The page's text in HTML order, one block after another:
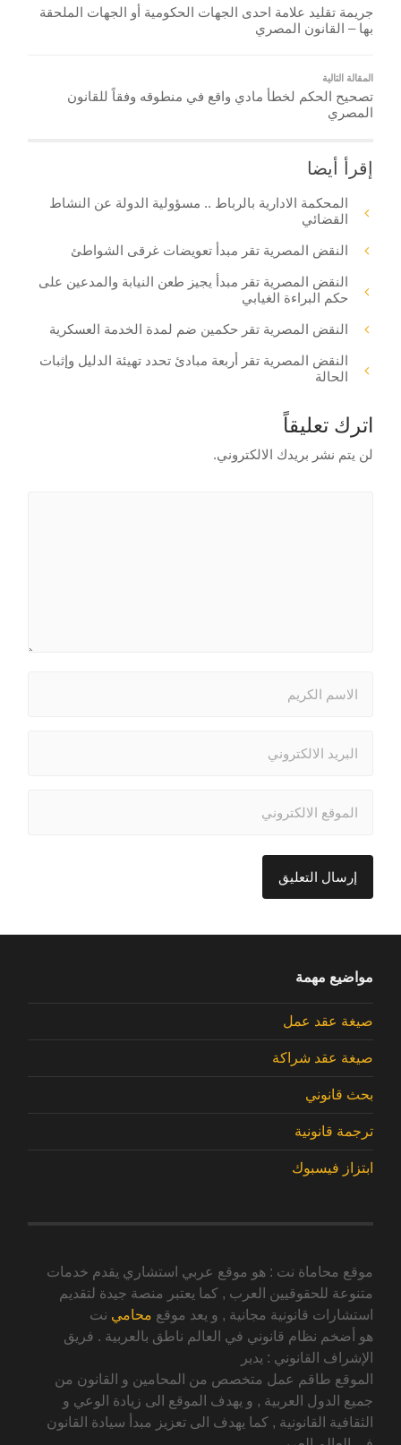
جريمة تقليد علامة احدى الجهات الحكومية أو الجهات الملحقة
بها – القانون المصري
المقالة التالية
تصحيح الحكم لخطأ مادي واقع في منطوقه وفقاً للقانون
المصري
إقرأ أيضا
المحكمة الادارية بالرباط .. مسؤولية الدولة عن النشاط
القضائي
النقض المصرية تقر مبدأ تعويضات غرقى الشواطئ
النقض المصرية تقر مبدأ يجيز طعن النيابة والمدعين على
حكم البراءة الغيابي
النقض المصرية تقر حكمين ضم لمدة الخدمة العسكرية
النقض المصرية تقر أربعة مبادئ تحدد تهيئة الدليل وإثبات
الحالة
اترك تعليقاً
لن يتم نشر بريدك الالكتروني.
مواضيع مهمة
صيغة عقد عمل
صيغة عقد شراكة
بحث قانوني
ترجمة قانونية
ابتزاز فيسبوك
موقع محاماة نت : هو موقع عربي استشاري يقدم خدمات
متنوعة للحقوقيين العرب , كما يعتبر منصة جيدة لتقديم
استشارات قانونية مجانية , و يعد موقع محامي نت
هو أضخم نظام قانوني في العالم ناطق بالعربية . فريق
الإشراف القانوني : يدير
الموقع طاقم عمل متخصص من المحامين و القانون من
جميع الدول العربية , و يهدف الموقع الى زيادة الوعي و
الثقافية القانونية , كما يهدف الى تعزيز مبدأ سيادة القانون